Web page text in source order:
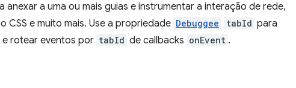
anexar a uma ou mais guias e instrumentar a interação de rede,
CSS e muito mais. Use a propriedade Debuggee tabId para
e rotear eventos por tabId de callbacks onEvent .